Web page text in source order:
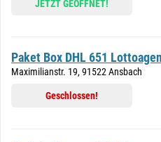
JETZT GEÖFFNET!
Paket Box DHL 651
Maximilianstr. 19, 91522 Ansbach
Geschlossen!